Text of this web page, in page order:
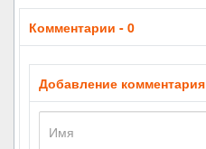
Комментарии - 0
Добавление комментария